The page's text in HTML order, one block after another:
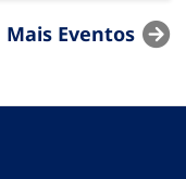
Mais Eventos